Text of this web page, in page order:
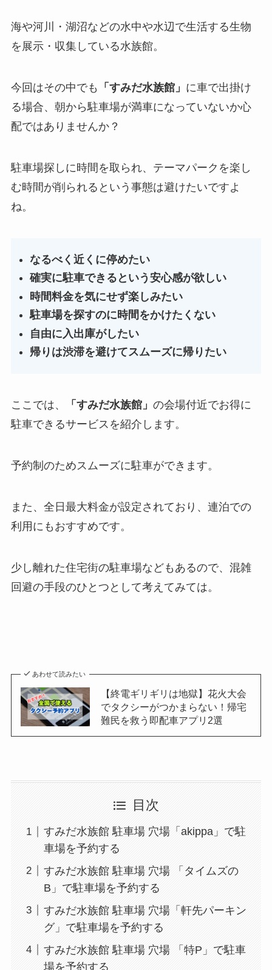
海や河川・湖沼などの水中や水辺で生活する生物
を展示・収集している水族館。
今回はその中でも 「すみだ水族館」 に車で出掛け
る場合、朝から駐車場が満車になっていないか心
配ではありませんか？
駐車場探しに時間を取られ、テーマパークを楽し
む時間が削られるという事態は避けたいですよ
ね。
なるべく近くに停めたい
確実に駐車できるという安心感が欲しい
時間料金を気にせず楽しみたい
駐車場を探すのに時間をかけたくない
自由に入出庫がしたい
帰りは渋滞を避けてスムーズに帰りたい
ここでは、 「 すみだ水族館」 の会場付近でお得に
駐車できるサービスを紹介します。
予約制のためスムーズに駐車ができます。
また、全日最大料金が設定されており、連泊での
利用にもおすすめです。
少し離れた住宅街の駐車場などもあるので、混雑
回避の手段のひとつとして考えてみては。
あわせて読みたい
【終電ギリギリは地獄】花火大会
でタクシーがつかまらない！帰宅
難民を救う即配車アプリ2選
目次
すみだ水族館 駐車場 穴場「akippa」で駐
車場を予約する
すみだ水族館 駐車場 穴場 「タイムズの
B」で駐車場を予約する
すみだ水族館 駐車場 穴場「軒先パーキン
グ」で駐車場を予約する
すみだ水族館 駐車場 穴場 「特P」で駐車
場を予約する